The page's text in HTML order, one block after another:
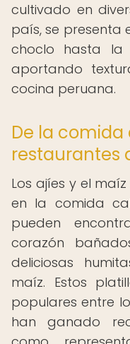
cultivado en
país, se presenta
choclo hasta la
aportando
cocina peruana.
De la comida
restaurantes
Los ajíes y el
en la comida
pueden
corazón
deliciosas
maíz. Estos
populares entre
han ganado